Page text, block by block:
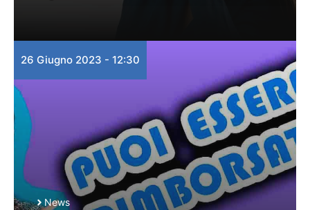
26 Giugno 2023 - 12:30
News